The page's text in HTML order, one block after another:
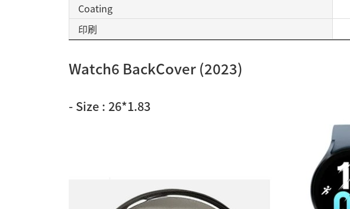
Coating
印刷
Watch6 BackCover (2023)
- Size : 26*1.83